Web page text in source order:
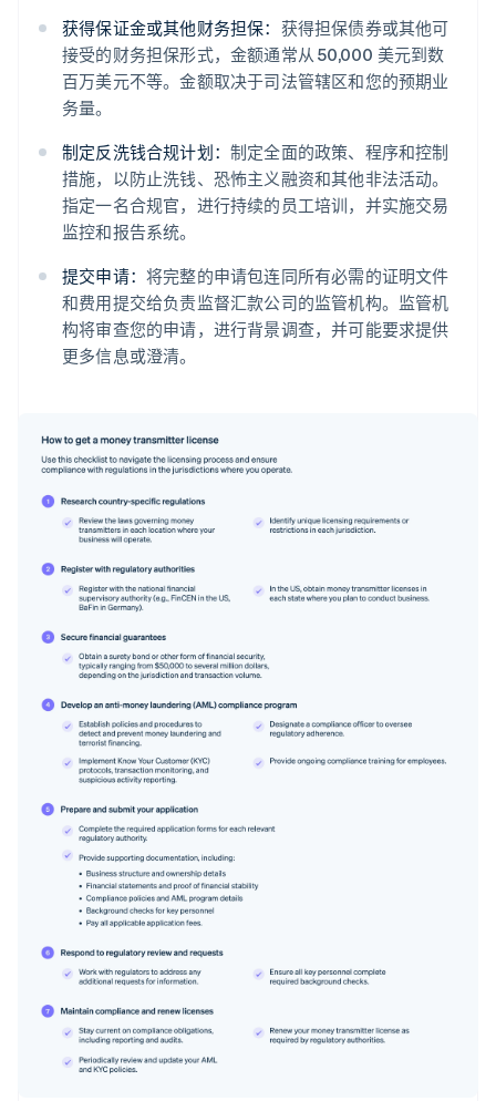
获得保证金或其他财务担保： 获得担保债券或其他可
接受的财务担保形式，金额通常从 50,000 美元到数
百万美元不等。金额取决于司法管辖区和您的预期业
务量。
制定反洗钱合规计划： 制定全面的政策、程序和控制
措施，以防止洗钱、恐怖主义融资和其他非法活动。
指定一名合规官，进行持续的员工培训，并实施交易
监控和报告系统。
提交申请： 将完整的申请包连同所有必需的证明文件
和费用提交给负责监督汇款公司的监管机构。监管机
构将审查您的申请，进行背景调查，并可能要求提供
更多信息或澄清。
阿联酋
English
爱尔兰
English
爱沙尼亚
奥地利
DeutschEnglish
澳大利亚
English
巴西
Português English